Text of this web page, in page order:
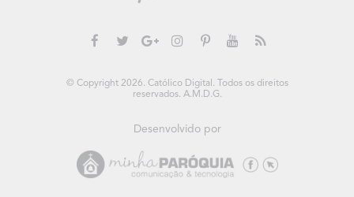
© Copyright 2026. Católico Digital. Todos os direitos
reservados. A.M.D.G.
Desenvolvido por